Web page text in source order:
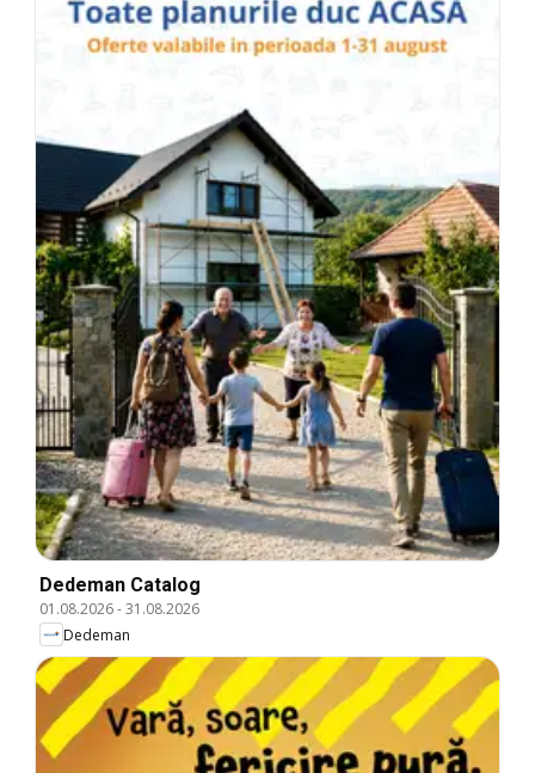
Dedeman Catalog
01.08.2026-31.08.2026
Dedeman